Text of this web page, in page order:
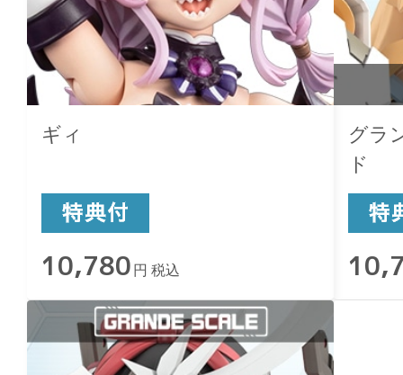
ギィ
10,780 円 税込
グラ
ド